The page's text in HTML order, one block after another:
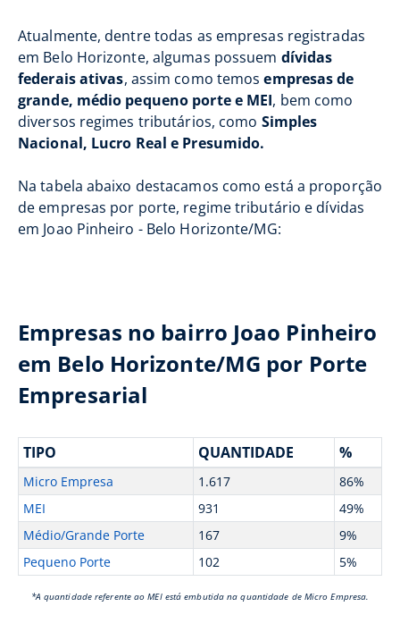
Atualmente, dentre todas as empresas registradas
em Belo Horizonte, algumas possuem dívidas
federais ativas, assim como temosempresas de
grande, médio pequeno porte e MEI, bem como
diversos regimes tributários, como Simples
Nacional, Lucro Real e Presumido.
Na tabela abaixo destacamos como está a proporção
de empresas por porte, regime tributário e dívidas
em Joao Pinheiro - Belo Horizonte/MG:
Empresas no bairro Joao Pinheiro
em Belo Horizonte/MG por Porte
Empresarial
TIPO QUANTIDADE %
Micro Empresa 1.617
86%
MEI
931
49%
Médio/Grande Porte
167
9%
Pequeno Porte
102 5%
*A quantidade referente ao MEI está embutida na quantidade de Micro Empresa.